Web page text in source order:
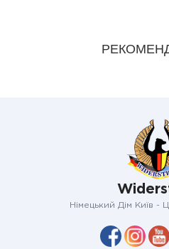
Німецький Дім Київ -